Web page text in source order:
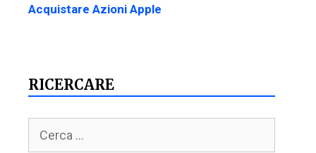
Acquistare Azioni Apple
RICERCARE